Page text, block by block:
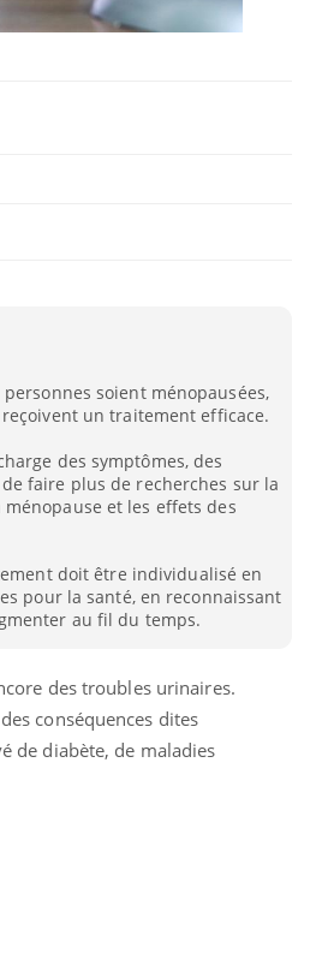
soient ménopausées,
un traitement efficace.
des symptômes, des
faire plus de recherches sur la
et les effets des
doit être individualisé en
pour la santé, en reconnaissant
au fil du temps.
des troubles urinaires.
conséquences dites
de diabète, de maladies
comme parfois chez les soignants.